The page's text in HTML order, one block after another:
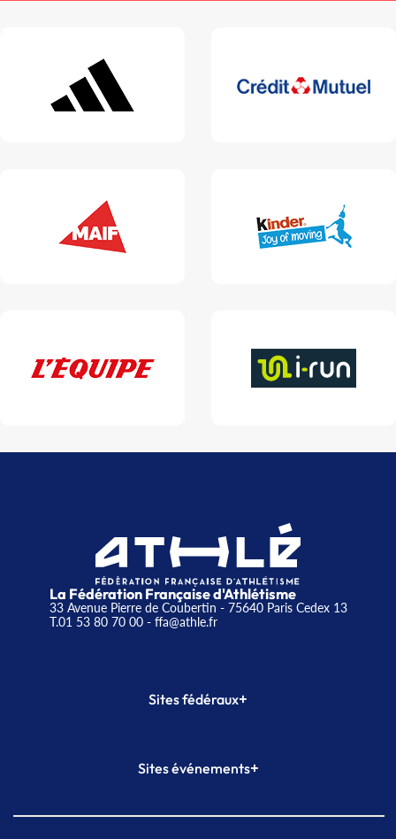
La Fédération Française d'Athlétisme
33 Avenue Pierre de Coubertin - 75640 Paris Cedex 13
T.01 53 80 70 00- ffa@athle.fr
Sites fédéraux+
Plateforme Formation
Sites événements+
Meeting de Paris indoor